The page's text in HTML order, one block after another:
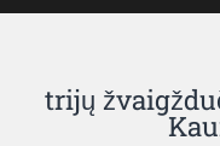
trijų